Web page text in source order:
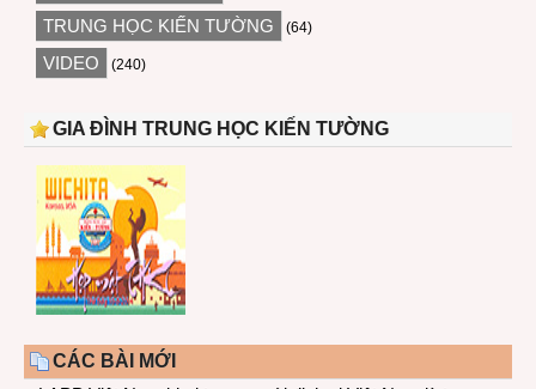
TRUNG HỌC KIẾN TƯỜNG (64)
VIDEO (240)
GIA ĐÌNH TRUNG HỌC KIẾN TƯỜNG
CÁC BÀI MỚI